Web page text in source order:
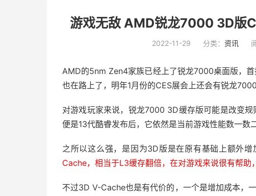
游戏无敌 AMD锐龙7000 3D版
2022-11-29 分类： 资讯
AMD的5nm Zen4家族已经上了锐龙7000桌面版，
也在路上了，明年1月份的CES展会上还会有锐龙
对游戏玩家来说，锐龙7000 3D缓存版可能是改变
便是13代酷睿发布后，它依然是当前游戏性能数一数
之所以这么强，是因为3D版是在原有基础上额外
Cache，相当于L3缓存翻倍，在对游戏来说很有帮助
不过3D V-Cache也是有代价的，一个是增加成本，